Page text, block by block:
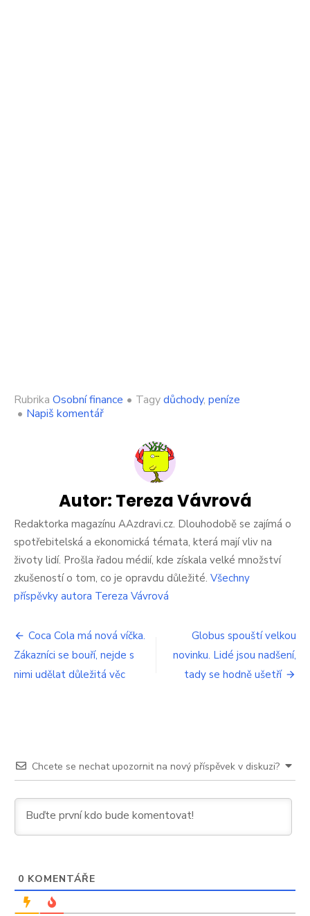
Rubrika Osobní finance • Tagydůchody, peníze
• Napiš komentářon
špatně
vyměřil
Ozvala
se,
doplatí
jí
milionu
korun.
Netýká
i
vás?
Autor: Tereza Vávrová
Redaktorka magazínu AAzdravi.cz. Dlouhodobě se zajímá o
spotřebitelská a ekonomická témata, která mají vliv na
životy lidí. Prošla řadou médií, kde získala velké množství
zkušeností o tom, co je opravdu důležité. Všechny
příspěvky autora Tereza Vávrová
Navigace
pro
příspěvek
Coca Cola má nová víčka.
Zákazníci se bouří, nejde s
nimi udělat důležitá věc
Globus spouští velkou
novinku. Lidé jsou nadšení,
tady se hodně ušetří
Chcete se nechat upozornit na nový příspěvek v diskuzi?
0 KOMENTÁŘE